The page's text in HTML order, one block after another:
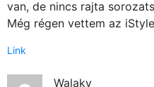
van, de nincs rajta
Még régen vettem az
Link
Walaky